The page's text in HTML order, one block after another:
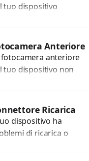
tuo dispositivo
come immagini
messa a fuoco
funzionante,...
Anteriore
fotocamera anteriore
tuo dispositivo non
con problemi
immagini sfocate,
a...
Ricarica
dispositivo ha
di ricarica o